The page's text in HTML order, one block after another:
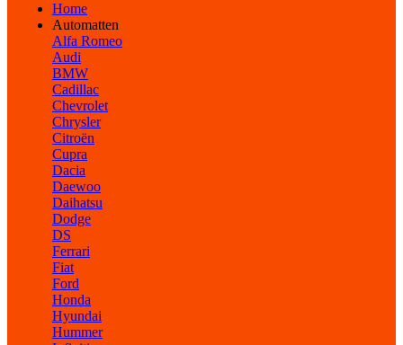
Home
Automatten
Alfa Romeo
Audi
BMW
Cadillac
Chevrolet
Chrysler
Citroën
Cupra
Dacia
Daewoo
Daihatsu
Dodge
DS
Ferrari
Fiat
Ford
Honda
Hyundai
Hummer